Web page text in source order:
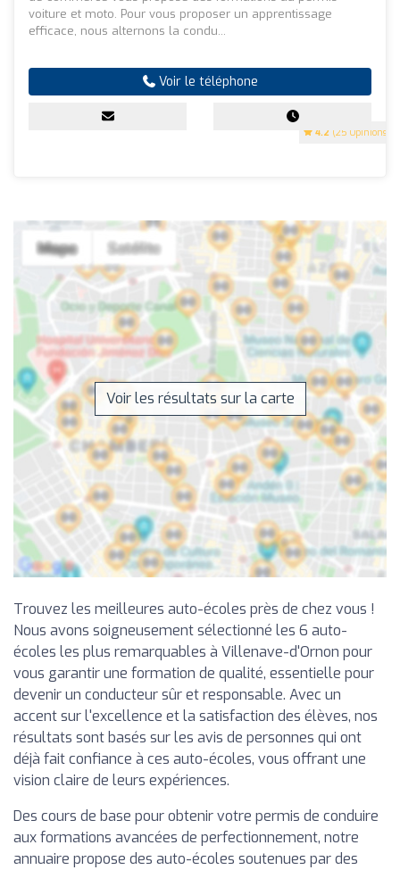
4.2 (25 Opinions)
voiture et moto. Pour vous proposer un apprentissage
efficace, nous alternons la condu...
Voir le téléphone
Voir les résultats sur la carte
Trouvez les meilleures auto-écoles près de chez vous !
Nous avons soigneusement sélectionné les 6 auto-
écoles les plus remarquables à Villenave-d'Ornon pour
vous garantir une formation de qualité, essentielle pour
devenir un conducteur sûr et responsable. Avec un
accent sur l'excellence et la satisfaction des élèves, nos
résultats sont basés sur les avis de personnes qui ont
déjà fait confiance à ces auto-écoles, vous offrant une
vision claire de leurs expériences.
Des cours de base pour obtenir votre permis de conduire
aux formations avancées de perfectionnement, notre
annuaire propose des auto-écoles soutenues par des